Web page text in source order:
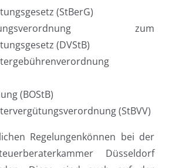
(StBerG)
zum
(DVStB)
(BOStB)
(StBVV)
Regelungenkönnen bei der
Düsseldorf